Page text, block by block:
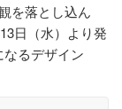
を落とし込ん
日（水）より発
るデザイン